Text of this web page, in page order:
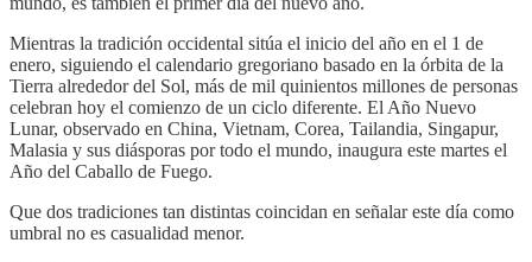
Mientras la tradición occidental sitúa el inicio del año en el 1 de
enero, siguiendo el calendario gregoriano basado en la órbita de la
Tierra alrededor del Sol, más de mil quinientos millones de personas
celebran hoy el comienzo de un ciclo diferente. El Año Nuevo
Lunar, observado en China, Vietnam, Corea, Tailandia, Singapur,
Malasia y sus diásporas por todo el mundo, inaugura este martes el
Año del Caballo de Fuego.
Que dos tradiciones tan distintas coincidan en señalar este día como
umbral no es casualidad menor.